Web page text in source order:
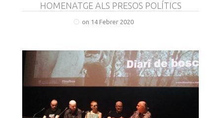
HOMENATGE ALS PRESOS POLÍTICS
on 14 Febrer 2020